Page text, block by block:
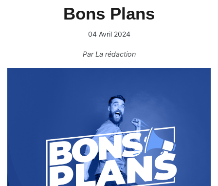
Bons Plans
04 Avril 2024
ParLa rédaction